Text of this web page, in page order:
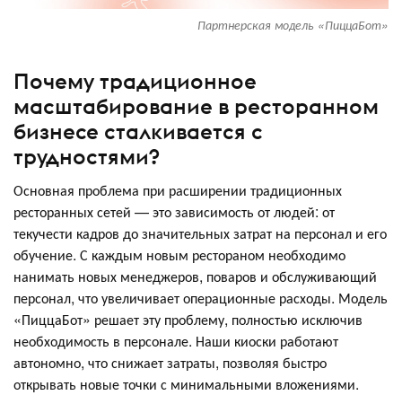
Партнерская модель «ПиццаБот»
Почему традиционное
масштабирование в ресторанном
бизнесе сталкивается с
трудностями?
Основная проблема при расширении традиционных
ресторанных сетей — это зависимость от людей: от
текучести кадров до значительных затрат на персонал и его
обучение. С каждым новым рестораном необходимо
нанимать новых менеджеров, поваров и обслуживающий
персонал, что увеличивает операционные расходы. Модель
«ПиццаБот» решает эту проблему, полностью исключив
необходимость в персонале. Наши киоски работают
автономно, что снижает затраты, позволяя быстро
открывать новые точки с минимальными вложениями.